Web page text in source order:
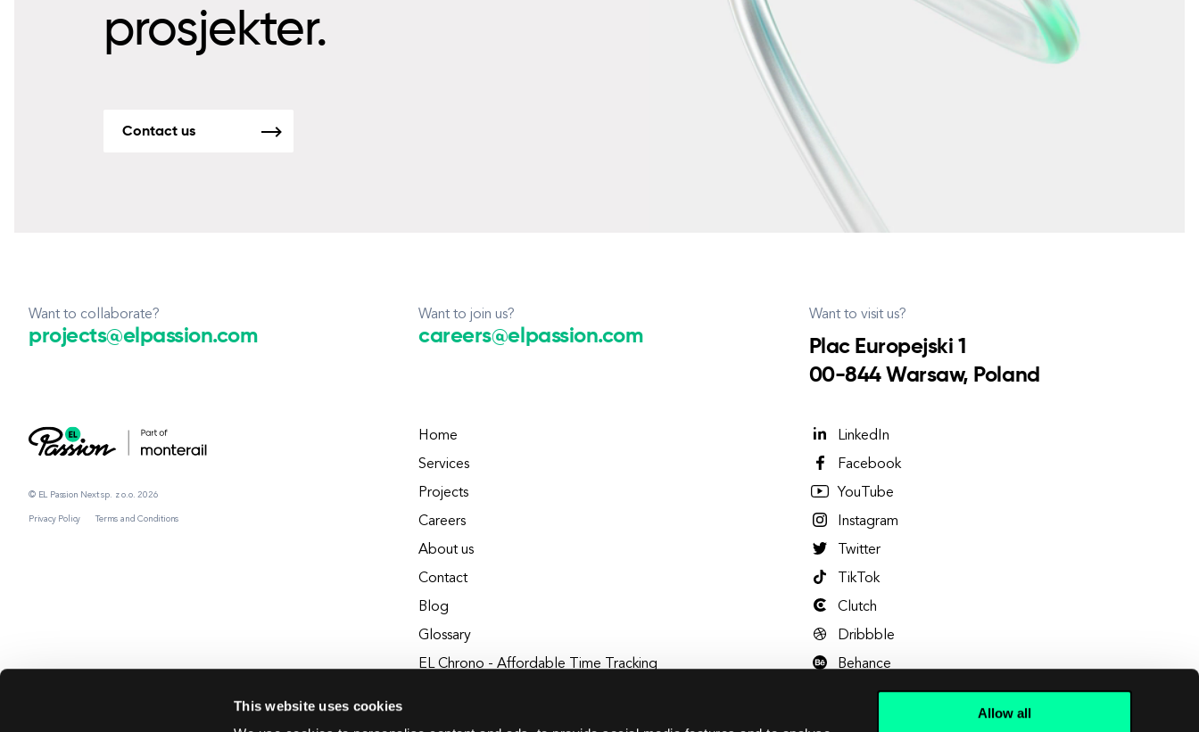
This website uses cookies
Allow all
prosjekter.
Contact us
Want to collaborate?
projects@elpassion.com
Want to join us?
careers@elpassion.com
Want to visit us?
Plac Europejski 1
00-844 Warsaw, Poland
© EL Passion Next sp. z o.o. 2026
Privacy Policy Terms and Conditions
Home
Services
Projects
Careers
About us
Contact
Blog
Glossary
EL Chrono - Affordable Time Tracking
LinkedIn
Facebook
YouTube
Instagram
Twitter
TikTok
Clutch
Dribbble
Behance